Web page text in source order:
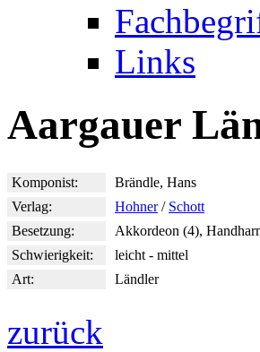
Links
Aargauer
Komponist:
Brändle, Hans
Verlag:
Hohner/ Schott
Besetzung:
Akkordeon (4),
Schwierigkeit:
leicht - mittel
Art:
Ländler
zurück